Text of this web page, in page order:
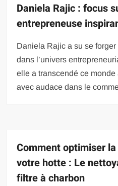
Daniela Rajic : focus
entrepreneuse
Daniela Rajic a su se
dans l’univers
elle a transcendé ce
avec audace dans le
Comment optimiser
votre hotte : Le
filtre à charbon